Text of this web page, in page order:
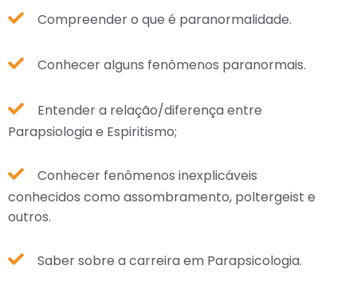
Compreender o que é paranormalidade.
Conhecer alguns fenômenos paranormais.
Entender a relação/diferença entre
Parapsiologia e Espiritismo;
Conhecer fenômenos inexplicáveis
conhecidos como assombramento, poltergeist e
outros.
Saber sobre a carreira em Parapsicologia.